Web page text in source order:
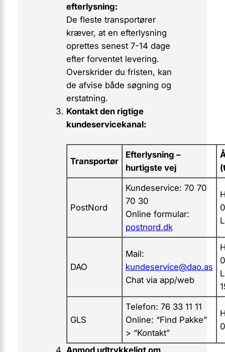
efterlysning:
De fleste transportører
kræver, at en efterlysning
oprettes senest 7-14 dage
efter forventet levering.
Overskrider du fristen, kan
de afvise både søgning og
erstatning.
Kontakt den rigtige
kundeservicekanal:
Transportør
Efterlysning –
hurtigste vej
PostNord
Kundeservice: 70 70
70 30
Online formular:
postnord.dk
DAO
Mail:
kundeservice@dao.as
Chat via app/web
GLS
Telefon: 76 33 11 11
Online: “Find Pakke”
> “Kontakt”
Anmod udtrykkeligt om